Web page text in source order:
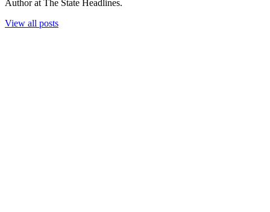
Author at The State Headlines.
View all posts